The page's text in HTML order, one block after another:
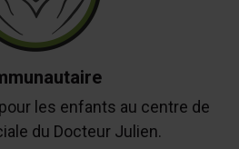
les enfants au centre de
du Docteur Julien.